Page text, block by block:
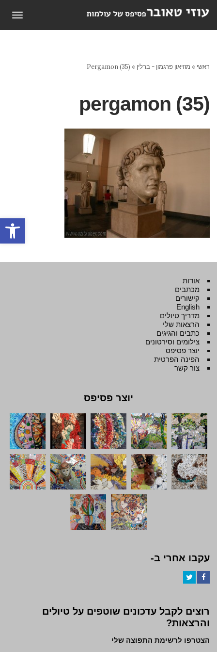
פתח
ראשי » מוזיאון פרגמון - ברלין »
Pergamon (35)
pergamon (35)
אודות
מכתבים
קישורים
English
מדריך טיולים
הרצאות שלי
כתבים והגיגים
צילומים וסירטונים
יוצר פסיפס
הפינה הפרטית
צור קשר
יוצר פסיפס
עקבו אחרי ב-
רוצים לקבל עדכונים שוטפים על טיולים
והרצאות?
הצטרפו לרשימת התפוצה שלי